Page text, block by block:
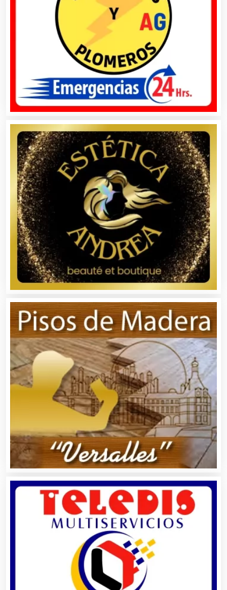
Artículos Importados
Artículos para el Hogar
Artículos para Regalos
Artículos Personales
Artículos Publicitarios
Aseguradoras
Asesores Técnicos
Asesoría Fiscal
Asilos
Asociaciones Civiles
Asociaciones Empresariales
Audio, Sonido e Iluminación
Audios para Eventos
Autobuses
Automatización
Automóviles Nuevos y Usados